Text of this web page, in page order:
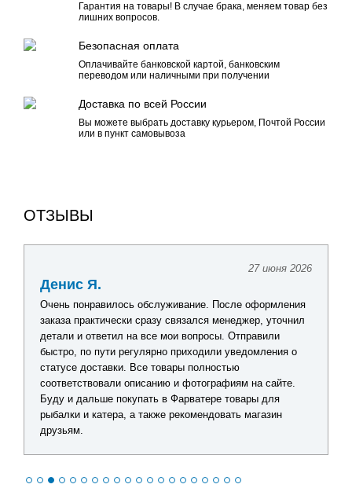
Гарантия на товары! В случае брака, меняем товар без
лишних вопросов.
Безопасная оплата
Оплачивайте банковской картой, банковским
переводом или наличными при получении
Доставка по всей России
Вы можете выбрать доставку курьером, Почтой России
или в пункт самовывоза
ОТЗЫВЫ
27 июня 2026
Денис Я.
Очень понравилось обслуживание. После оформления
заказа практически сразу связался менеджер, уточнил
детали и ответил на все мои вопросы. Отправили
быстро, по пути регулярно приходили уведомления о
статусе доставки. Все товары полностью
соответствовали описанию и фотографиям на сайте.
Буду и дальше покупать в Фарватере товары для
рыбалки и катера, а также рекомендовать магазин
друзьям.